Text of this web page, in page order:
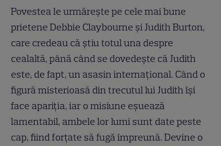
Povestea le urmărește pe cele mai bune
prietene Debbie Claybourne și Judith Burton,
care credeau că știu totul una despre
cealaltă, până când se dovedește că Judith
este, de fapt, un asasin internațional. Când o
figură misterioasă din trecutul lui Judith își
face apariția, iar o misiune eșuează
lamentabil, ambele lor lumi sunt date peste
cap, fiind forțate să fugă împreună. Devine o